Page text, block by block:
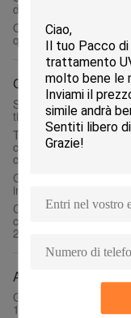
distribuzione ottica dei
Quadro
quadro
Componenti ottiche
Singole componenti a
tipo veloce a fibra
Tubo flessibile
condotto a fibra ottica
cavo a fibre ottiche
Giuntura meccanica
in bacino connettore
Cappuccio
cappuccio
2.5mm FC per il vario
Applicazione astuta
Generatore a
100Rpm basso